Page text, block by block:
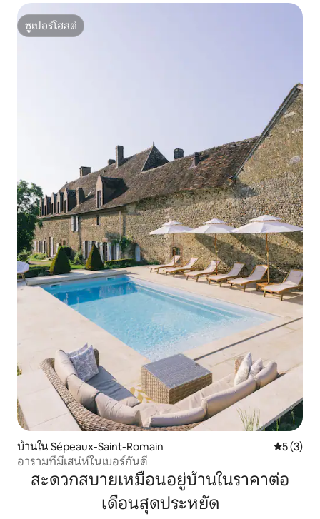
ซูเปอร์โฮสต์
ซูเปอร์โฮสต์
บ้านใน Sépeaux-Saint-Romain คะแนนเฉ
5 (3)
อารามที่มีเสน่ห์ในเบอร์กันดี
สะดวกสบายเหมือนอยู่บ้านในราคาต่อ
เดือนสุดประหยัด